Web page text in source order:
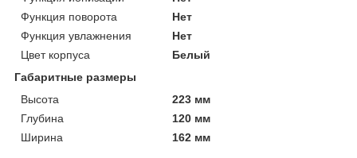
Функция поворота
Нет
Функция увлажнения
Нет
Цвет корпуса
Белый
Габаритные размеры
Высота
223 мм
Глубина
120 мм
Ширина
162 мм